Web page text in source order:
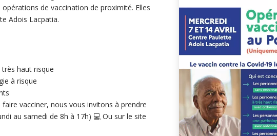
de vaccination de proximité. Elles
Adois Lacpatia.
haut risque
à risque
vacciner, nous vous invitons à prendre
au samedi de 8h à 17h) 💻 Ou sur le site